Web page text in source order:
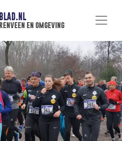
en omgeving